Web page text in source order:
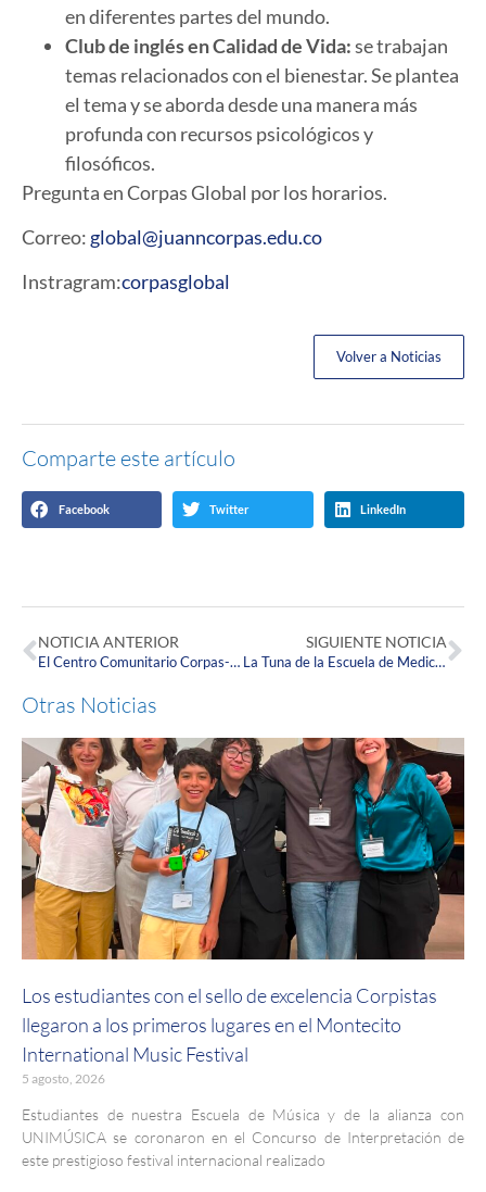
en diferentes partes del mundo.
Club de inglés en Calidad de Vida:se trabajan
temas relacionados con el bienestar. Se plantea
el tema y se aborda desde una manera más
profunda con recursos psicológicos y
filosóficos.
Pregunta en Corpas Global por los horarios.
Correo: global@juanncorpas.edu.co
Instragram:corpasglobal
Volver a Noticias
Comparte este artículo
Facebook Twitter LinkedIn
NOTICIA ANTERIOR
El Centro Comunitario Corpas-Lisboa presenta su Informe de Gestión 2020.
SIGUIENTE NOTICIA
La Tuna de la Escuela de Medicina de la Corpas celebra 34 años de creación.
Otras Noticias
Los estudiantes con el sello de excelencia Corpistas
llegaron a los primeros lugares en el Montecito
International Music Festival
5 agosto, 2026
Estudiantes de nuestra Escuela de Música y de la alianza con
UNIMÚSICA se coronaron en el Concurso de Interpretación de
este prestigioso festival internacional realizado